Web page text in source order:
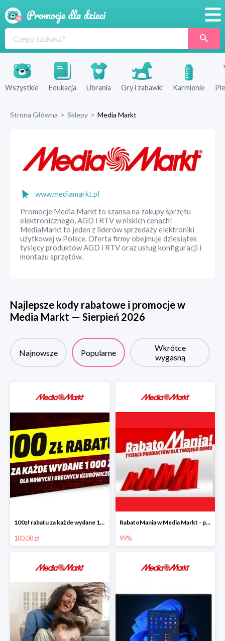
Produkty
Sklepy
Wszystkie Edukacja Ubrania Gry i zabawki Karmienie
Strona Główna > Sklepy > Media Markt
www.mediamarkt.pl
Promocje Media Markt to szansa na zakupy sprzętu
elektronicznego, AGD i RTV w niskich cenach!
MediaMarkt to jeden z liderów sprzedaży elektroniki
użytkowej w Polsce. Oferta firmy obejmuje dziesiątek
tysięcy produktów AGD i RTV oraz usług konfiguracji i
montażu sprzętów.
Najlepsze kody rabatowe i promocje w
Media Markt — Sierpień 2026
Najnowsze Popularne
Wkrótce
wygasną
100zł rabatu za każde wydane 1000zł
100.00 zł
RabatoMania w Media Markt - piąty produkt -99%
99%